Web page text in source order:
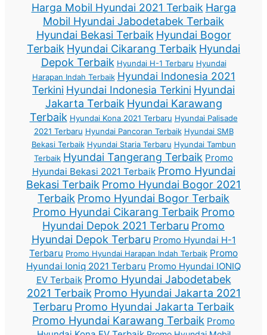
Harga Mobil Hyundai 2021 Terbaik Harga
Mobil Hyundai Jabodetabek Terbaik
Hyundai Bekasi Terbaik Hyundai Bogor
Terbaik Hyundai Cikarang Terbaik Hyundai
Depok Terbaik Hyundai H-1 Terbaru Hyundai
Harapan Indah Terbaik Hyundai Indonesia 2021
Terkini Hyundai Indonesia Terkini Hyundai
Jakarta Terbaik Hyundai Karawang
Terbaik Hyundai Kona 2021 Terbaru Hyundai Palisade
2021 Terbaru Hyundai Pancoran Terbaik Hyundai SMB
Bekasi Terbaik Hyundai Staria Terbaru Hyundai Tambun
Terbaik Hyundai Tangerang Terbaik Promo
Hyundai Bekasi 2021 Terbaik Promo Hyundai
Bekasi Terbaik Promo Hyundai Bogor 2021
Terbaik Promo Hyundai Bogor Terbaik
Promo Hyundai Cikarang Terbaik Promo
Hyundai Depok 2021 Terbaru Promo
Hyundai Depok Terbaru Promo Hyundai H-1
Terbaru Promo Hyundai Harapan Indah Terbaik Promo
Hyundai Ioniq 2021 Terbaru Promo Hyundai IONIQ
EV Terbaik Promo Hyundai Jabodetabek
2021 Terbaik Promo Hyundai Jakarta 2021
Terbaru Promo Hyundai Jakarta Terbaik
Promo Hyundai Karawang Terbaik Promo